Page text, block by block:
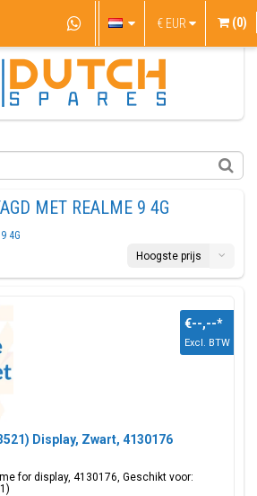
€ EUR (0)
MET REALME 9 4G
4G
Hoogste prijs
Display, Zwart, 4130176
for display, 4130176, Geschikt voor:
€--,--*
Excl. BTW